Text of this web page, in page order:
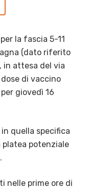
la fascia 5-11
(dato riferito
in attesa del via
di vaccino
giovedì 16
quella specifica
platea potenziale
nelle prime ore di